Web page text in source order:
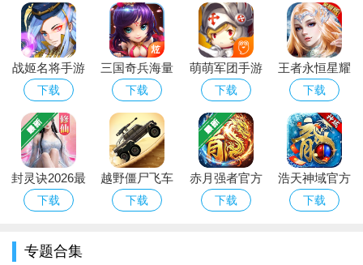
战姬名将手游
下载
三国奇兵海量
版
下载
萌萌军团手游
下载
王者永恒星耀
版
下载
封灵诀2026最
新版下载
下载
越野僵尸飞车
游戏中文版
下载
赤月强者官方
最新版下载
下载
浩天神域官方
正版手游下载
下载
专题合集